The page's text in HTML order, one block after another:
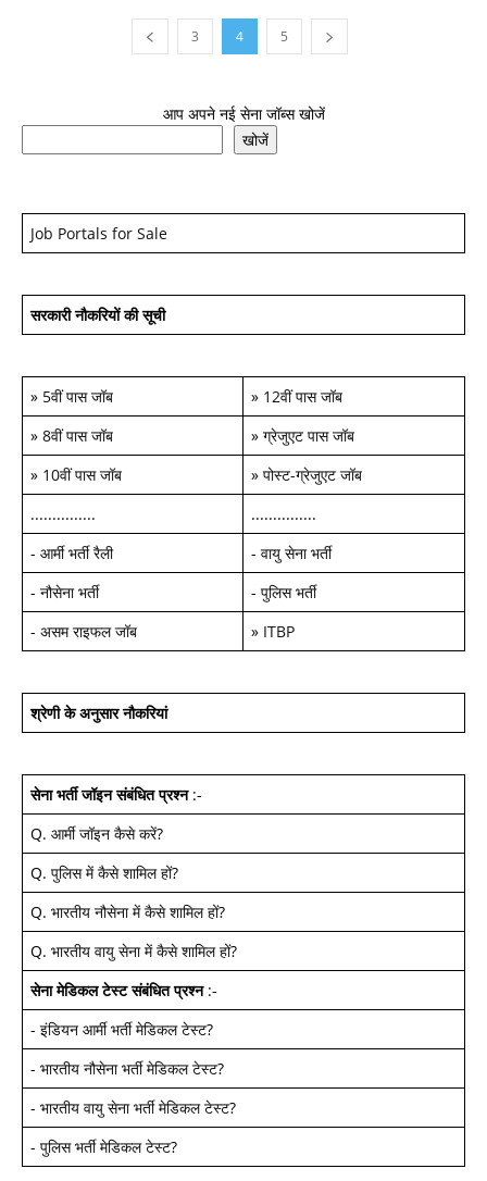
3 4 5
आप अपने नई सेना जॉब्स खोजें
खोजें
Job Portals for Sale
सरकारी नौकरियों की सूची
» 5वीं पास जॉब » 12वीं पास जॉब
» 8वीं पास जॉब » ग्रेजुएट पास जॉब
» 10वीं पास जॉब » पोस्ट-ग्रेजुएट जॉब
...............
...............
- आर्मी भर्ती रैली - वायु सेना भर्ती
- नौसेना भर्ती - पुलिस भर्ती
- असम राइफल जॉब » ITBP
श्रेणी के अनुसार नौकरियां
सेना भर्ती जॉइन संबंधित प्रश्न:-
Q. आर्मी जॉइन कैसे करें?
Q. पुलिस में कैसे शामिल हों?
Q. भारतीय नौसेना में कैसे शामिल हों?
Q. भारतीय वायु सेना में कैसे शामिल हों?
सेना मेडिकल टेस्ट संबंधित प्रश्न:-
- इंडियन आर्मी भर्ती मेडिकल टेस्ट?
- भारतीय नौसेना भर्ती मेडिकल टेस्ट?
- भारतीय वायु सेना भर्ती मेडिकल टेस्ट?
- पुलिस भर्ती मेडिकल टेस्ट?